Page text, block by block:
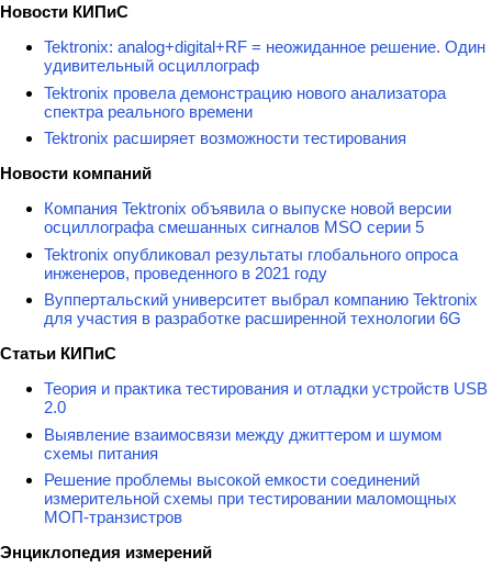
Новости КИПиС
Tektronix: analog+digital+RF = неожиданное решение. Один
удивительный осциллограф
Tektronix провела демонстрацию нового анализатора
спектра реального времени
Tektronix расширяет возможности тестирования
Новости компаний
Компания Tektronix объявила о выпуске новой версии
осциллографа смешанных сигналов MSO серии 5
Tektronix опубликовал результаты глобального опроса
инженеров, проведенного в 2021 году
Вуппертальский университет выбрал компанию Tektronix
для участия в разработке расширенной технологии 6G
Статьи КИПиС
Теория и практика тестирования и отладки устройств USB
2.0
Выявление взаимосвязи между джиттером и шумом
схемы питания
Решение проблемы высокой емкости соединений
измерительной схемы при тестировании маломощных
МОП-транзистров
Энциклопедия измерений